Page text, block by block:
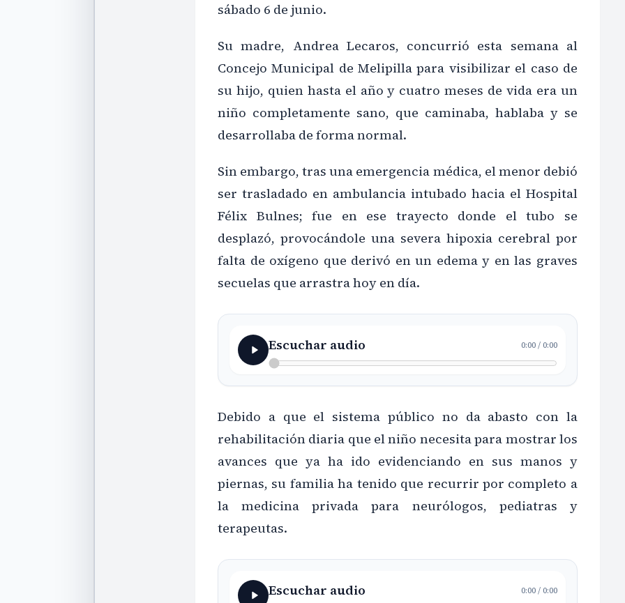
sábado 6 de junio.
Su madre, Andrea Lecaros, concurrió esta semana al
Concejo Municipal de Melipilla para visibilizar el caso de
su hijo, quien hasta el año y cuatro meses de vida era un
niño completamente sano, que caminaba, hablaba y se
desarrollaba de forma normal.
Sin embargo, tras una emergencia médica, el menor debió
ser trasladado en ambulancia intubado hacia el Hospital
Félix Bulnes; fue en ese trayecto donde el tubo se
desplazó, provocándole una severa hipoxia cerebral por
falta de oxígeno que derivó en un edema y en las graves
secuelas que arrastra hoy en día.
Escuchar audio 0:00/0:00
Debido a que el sistema público no da abasto con la
rehabilitación diaria que el niño necesita para mostrar los
avances que ya ha ido evidenciando en sus manos y
piernas, su familia ha tenido que recurrir por completo a
la medicina privada para neurólogos, pediatras y
terapeutas.
Escuchar audio 0:00/0:00